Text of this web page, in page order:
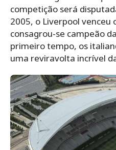
competição será
2005, o Liverpool venceu
consagrou-se campeão
primeiro tempo, os
uma reviravolta incrível